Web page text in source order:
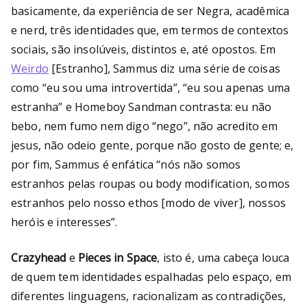
basicamente, da experiência de ser Negra, acadêmica
e nerd, três identidades que, em termos de contextos
sociais, são insolúveis, distintos e, até opostos. Em
Weirdo [Estranho], Sammus diz uma série de coisas
como “eu sou uma introvertida”, “eu sou apenas uma
estranha” e Homeboy Sandman contrasta: eu não
bebo, nem fumo nem digo “nego”, não acredito em
jesus, não odeio gente, porque não gosto de gente; e,
por fim, Sammus é enfática “nós não somos
estranhos pelas roupas ou body modification, somos
estranhos pelo nosso ethos [modo de viver], nossos
heróis e interesses”.
Crazyhead e Pieces in Space, isto é, uma cabeça louca
de quem tem identidades espalhadas pelo espaço, em
diferentes linguagens, racionalizam as contradições,